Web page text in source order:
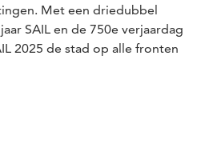
Met een driedubbel
SAIL en de 750e verjaardag
2025 de stad op alle fronten